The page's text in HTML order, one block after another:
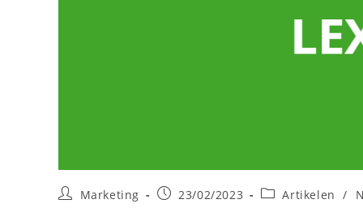
PostMarketing
Post23/02/2023
PostArtikelen /